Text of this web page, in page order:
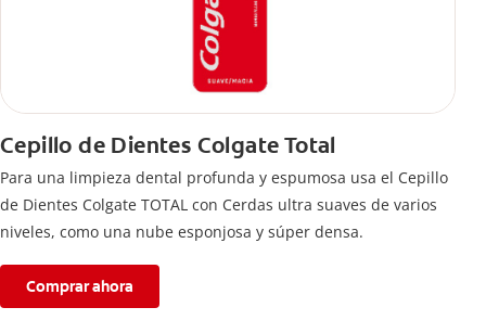
Cepillo de Dientes Colgate Total
Para una limpieza dental profunda y espumosa usa el Cepillo
de Dientes Colgate TOTAL con Cerdas ultra suaves de varios
niveles, como una nube esponjosa y súper densa.
Comprar ahora